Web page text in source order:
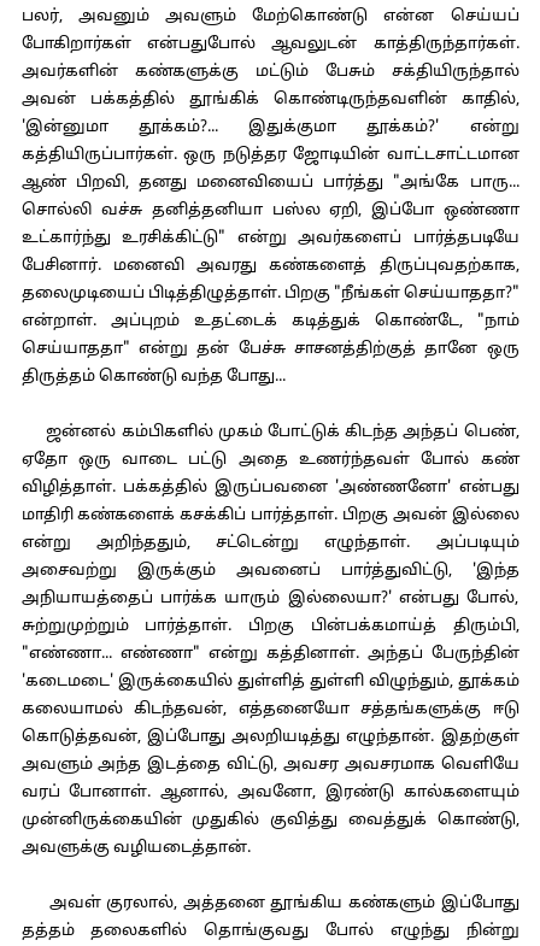
பலர், அவனும் அவளும் மேற்கொண்டு என்ன செய்யப்
போகிறார்கள் என்பதுபோல் ஆவலுடன் காத்திருந்தார்கள்.
அவர்களின் கண்களுக்கு மட்டும் பேசும் சக்தியிருந்தால்
அவன் பக்கத்தில் தூங்கிக் கொண்டிருந்தவளின் காதில்,
'இன்னுமா தூக்கம்?... இதுக்குமா தூக்கம்?' என்று
கத்தியிருப்பார்கள். ஒரு நடுத்தர ஜோடியின் வாட்டசாட்டமான
ஆண் பிறவி, தனது மனைவியைப் பார்த்து "அங்கே பாரு...
சொல்லி வச்சு தனித்தனியா பஸ்ல ஏறி, இப்போ ஒண்ணா
உட்கார்ந்து உரசிக்கிட்டு" என்று அவர்களைப் பார்த்தபடியே
பேசினார். மனைவி அவரது கண்களைத் திருப்புவதற்காக,
தலைமுடியைப் பிடித்திழுத்தாள். பிறகு "நீங்கள் செய்யாததா?"
என்றாள். அப்புறம் உதட்டைக் கடித்துக் கொண்டே, "நாம்
செய்யாததா" என்று தன் பேச்சு சாசனத்திற்குத் தானே ஒரு
திருத்தம் கொண்டு வந்த போது...
ஜன்னல் கம்பிகளில் முகம் போட்டுக் கிடந்த அந்தப் பெண்,
ஏதோ ஒரு வாடை பட்டு அதை உணர்ந்தவள் போல் கண்
விழித்தாள். பக்கத்தில் இருப்பவனை 'அண்ணனோ' என்பது
மாதிரி கண்களைக் கசக்கிப் பார்த்தாள். பிறகு அவன் இல்லை
என்று அறிந்ததும், சட்டென்று எழுந்தாள். அப்படியும்
அசைவற்று இருக்கும் அவனைப் பார்த்துவிட்டு, 'இந்த
அநியாயத்தைப் பார்க்க யாரும் இல்லையா?' என்பது போல்,
சுற்றுமுற்றும் பார்த்தாள். பிறகு பின்பக்கமாய்த் திரும்பி,
"எண்ணா... எண்ணா" என்று கத்தினாள். அந்தப் பேருந்தின்
'கடைமடை' இருக்கையில் துள்ளித் துள்ளி விழுந்தும், தூக்கம்
கலையாமல் கிடந்தவன், எத்தனையோ சத்தங்களுக்கு ஈடு
கொடுத்தவன், இப்போது அலறியடித்து எழுந்தான். இதற்குள்
அவளும் அந்த இடத்தை விட்டு, அவசர அவசரமாக வெளியே
வரப் போனாள். ஆனால், அவனோ, இரண்டு கால்களையும்
முன்னிருக்கையின் முதுகில் குவித்து வைத்துக் கொண்டு,
அவளுக்கு வழியடைத்தான்.
அவள் குரலால், அத்தனை தூங்கிய கண்களும் இப்போது
தத்தம் தலைகளில் தொங்குவது போல் எழுந்து நின்று